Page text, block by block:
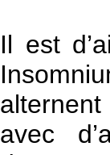
Il est
avec